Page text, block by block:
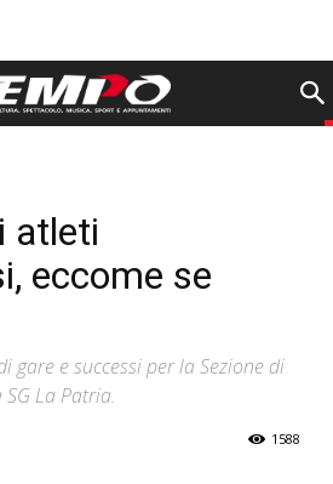
atleti
eccome se
gare e successi per la Sezione di
La Patria.
1588